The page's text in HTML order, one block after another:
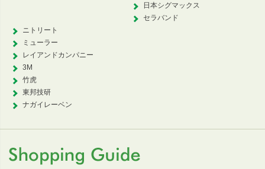
日本シグマックス
セラバンド
ニトリート
ミューラー
レイアンドカンパニー
3M
竹虎
東邦技研
ナガイレーベン